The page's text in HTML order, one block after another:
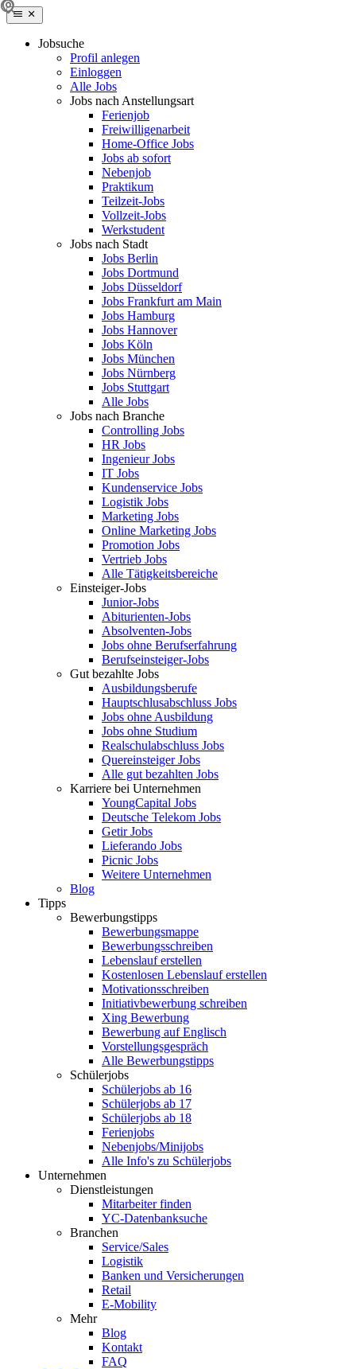
Jobsuche
Profil anlegen
Einloggen
Alle Jobs
Jobs nach Anstellungsart
Ferienjob
Freiwilligenarbeit
Home-Office Jobs
Jobs ab sofort
Nebenjob
Praktikum
Teilzeit-Jobs
Vollzeit-Jobs
Werkstudent
Jobs nach Stadt
Jobs Berlin
Jobs Dortmund
Jobs Düsseldorf
Jobs Frankfurt am Main
Jobs Hamburg
Jobs Hannover
Jobs Köln
Jobs München
Jobs Nürnberg
Jobs Stuttgart
Alle Jobs
Jobs nach Branche
Controlling Jobs
HR Jobs
Ingenieur Jobs
IT Jobs
Kundenservice Jobs
Logistik Jobs
Marketing Jobs
Online Marketing Jobs
Promotion Jobs
Vertrieb Jobs
Alle Tätigkeitsbereiche
Einsteiger-Jobs
Junior-Jobs
Abiturienten-Jobs
Absolventen-Jobs
Jobs ohne Berufserfahrung
Berufseinsteiger-Jobs
Gut bezahlte Jobs
Ausbildungsberufe
Hauptschlusabschluss Jobs
Jobs ohne Ausbildung
Jobs ohne Studium
Realschulabschluss Jobs
Quereinsteiger Jobs
Alle gut bezahlten Jobs
Karriere bei Unternehmen
YoungCapital Jobs
Deutsche Telekom Jobs
Getir Jobs
Lieferando Jobs
Picnic Jobs
Weitere Unternehmen
Blog
Tipps
Bewerbungstipps
Bewerbungsmappe
Bewerbungsschreiben
Lebenslauf erstellen
Kostenlosen Lebenslauf erstellen
Motivationsschreiben
Initiativbewerbung schreiben
Xing Bewerbung
Bewerbung auf Englisch
Vorstellungsgespräch
Alle Bewerbungstipps
Schülerjobs
Schülerjobs ab 16
Schülerjobs ab 17
Schülerjobs ab 18
Ferienjobs
Nebenjobs/Minijobs
Alle Info's zu Schülerjobs
Unternehmen
Dienstleistungen
Mitarbeiter finden
YC-Datenbanksuche
Branchen
Service/Sales
Logistik
Banken und Versicherungen
Retail
E-Mobility
Mehr
Blog
Kontakt
FAQ